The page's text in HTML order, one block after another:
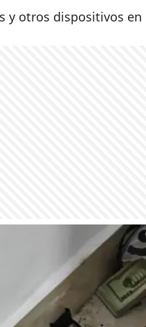
y otros dispositivos